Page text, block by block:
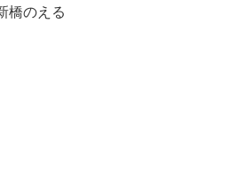
橋のえる